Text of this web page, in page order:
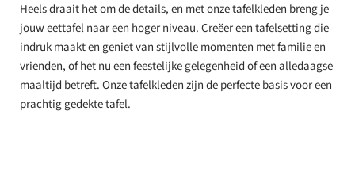
Heels draait het om de details, en met onze tafelkleden breng je
jouw eettafel naar een hoger niveau. Creëer een tafelsetting die
indruk maakt en geniet van stijlvolle momenten met familie en
vrienden, of het nu een feestelijke gelegenheid of een alledaagse
maaltijd betreft. Onze tafelkleden zijn de perfecte basis voor een
prachtig gedekte tafel.